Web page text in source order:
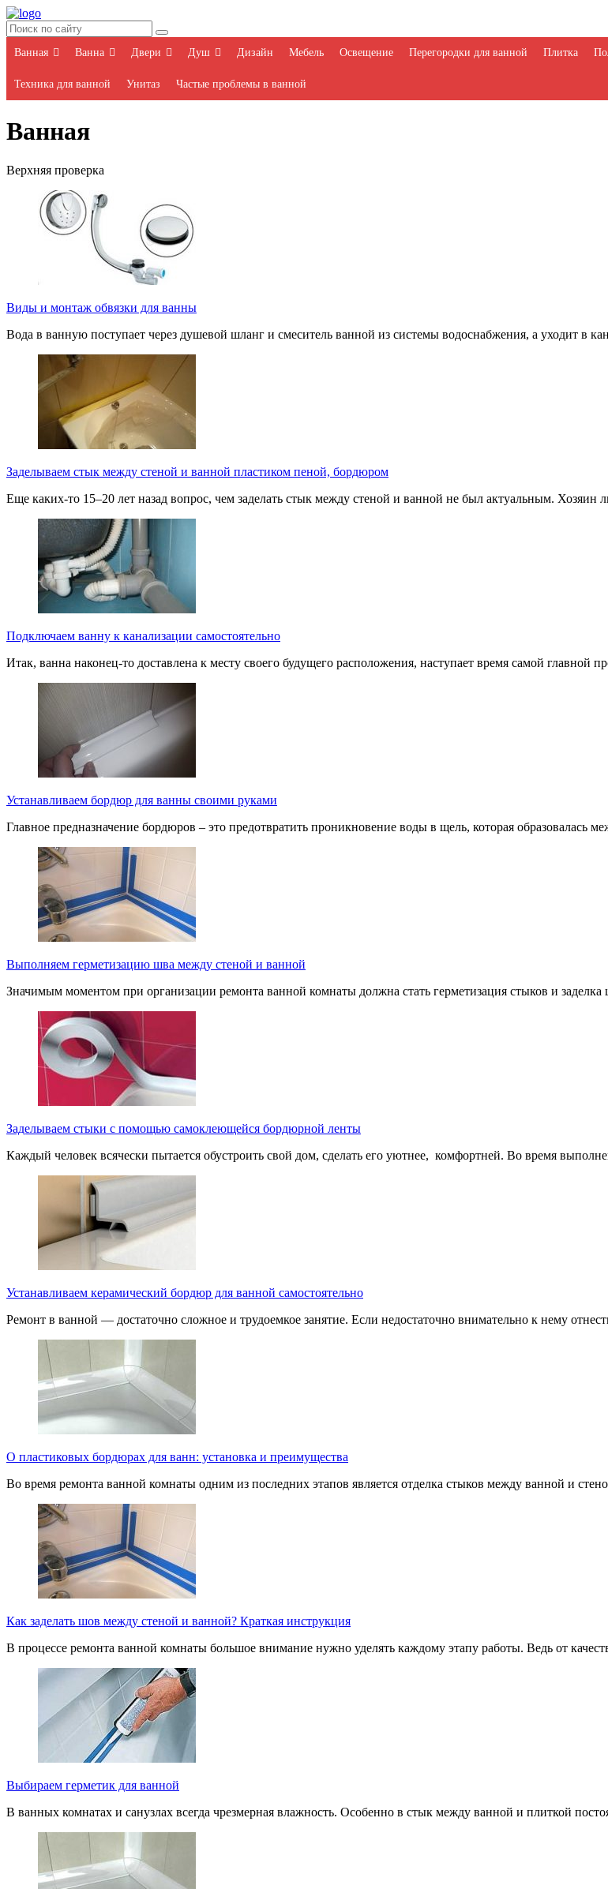
Ванная Ванна Двери Душ Дизайн Мебель Освещение Перегородки для ванной Плитка
Техника для ванной Унитаз Частые проблемы в ванной
Ванная
Верхняя проверка
Виды и монтаж обвязки для ванны
Вода в ванную поступает через душевой шланг и смеситель ванной из системы водоснабжения, а уходит в
Заделываем стык между стеной и ванной пластиком пеной, бордюром
Еще каких-то 15–20 лет назад вопрос, чем заделать стык между стеной и ванной не был актуальным.
Подключаем ванну к канализации самостоятельно
Итак, ванна наконец-то доставлена к месту своего будущего расположения, наступает время самой
Устанавливаем бордюр для ванны своими руками
Главное предназначение бордюров – это предотвратить проникновение воды в щель, которая образовалась
Выполняем герметизацию шва между стеной и ванной
Значимым моментом при организации ремонта ванной комнаты должна стать герметизация стыков и
Заделываем стыки с помощью самоклеющейся бордюрной ленты
Каждый человек всячески пытается обустроить свой дом, сделать его уютнее, комфортней. Во время
Устанавливаем керамический бордюр для ванной самостоятельно
Ремонт в ванной — достаточно сложное и трудоемкое занятие. Если недостаточно внимательно к нему
О пластиковых бордюрах для ванн: установка и преимущества
Во время ремонта ванной комнаты одним из последних этапов является отделка стыков между ванной и
Как заделать шов между стеной и ванной? Краткая инструкция
В процессе ремонта ванной комнаты большое внимание нужно уделять каждому этапу работы. Ведь от
Выбираем герметик для ванной
В ванных комнатах и санузлах всегда чрезмерная влажность. Особенно в стык между ванной и плиткой